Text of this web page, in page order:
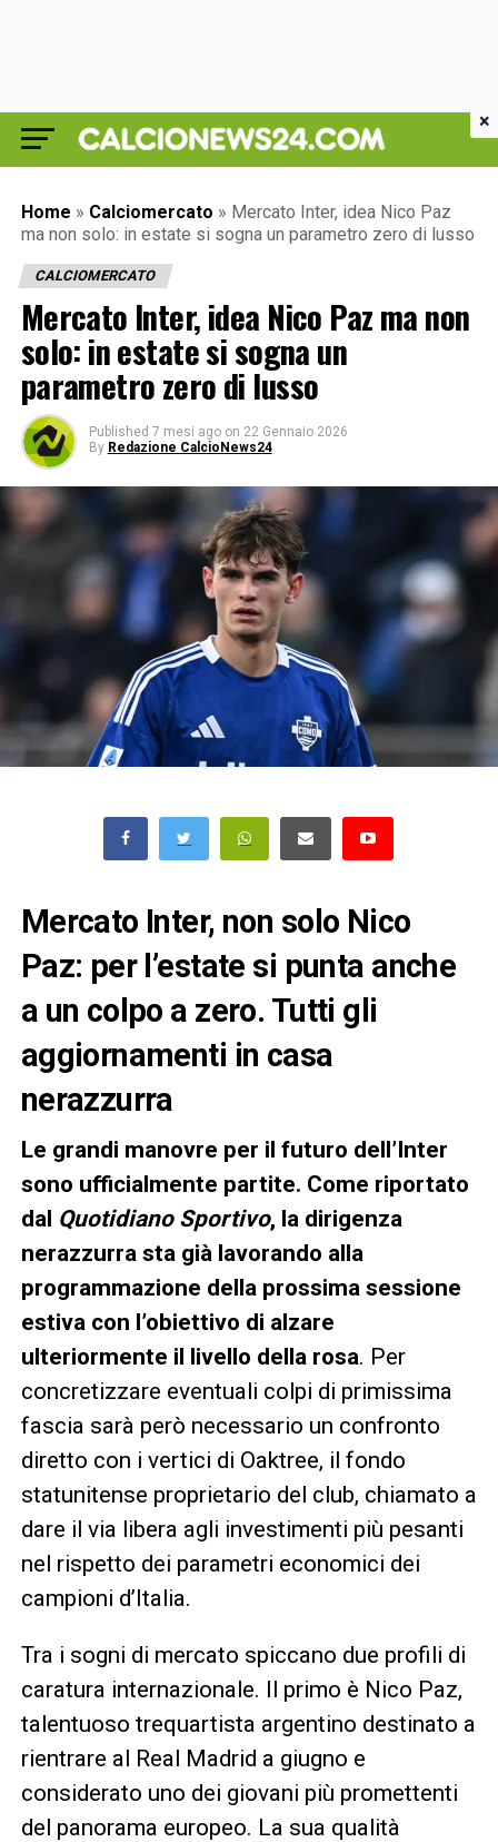
Home » Calciomercato » Mercato Inter, idea Nico Paz
ma non solo: in estate si sogna un parametro zero di lusso
CALCIOMERCATO
Mercato Inter, idea Nico Paz ma non
solo: in estate si sogna un
parametro zero di lusso
Published 7 mesi ago on 22 Gennaio 2026
By Redazione CalcioNews24
Mercato Inter, non solo Nico
Paz: per l’estate si punta anche
a un colpo a zero. Tutti gli
aggiornamenti in casa
nerazzurra
Le grandi manovre per il futuro dell’Inter
sono ufficialmente partite. Come riportato
dal Quotidiano Sportivo, la dirigenza
nerazzurra sta già lavorando alla
programmazione della prossima sessione
estiva con l’obiettivo di alzare
ulteriormente il livello della rosa. Per
concretizzare eventuali colpi di primissima
fascia sarà però necessario un confronto
diretto con i vertici di Oaktree, il fondo
statunitense proprietario del club, chiamato a
dare il via libera agli investimenti più pesanti
nel rispetto dei parametri economici dei
campioni d’Italia.
Tra i sogni di mercato spiccano due profili di
caratura internazionale. Il primo è Nico Paz,
talentuoso trequartista argentino destinato a
rientrare al Real Madrid a giugno e
considerato uno dei giovani più promettenti
del panorama europeo. La sua qualità
×